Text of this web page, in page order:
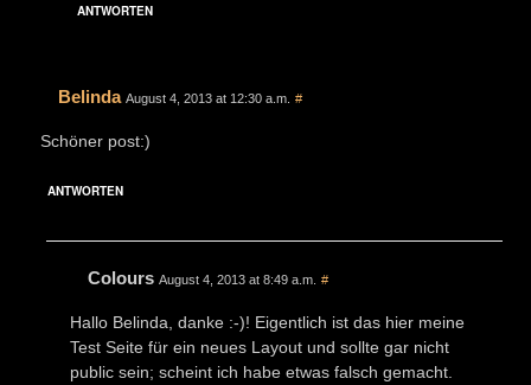
ANTWORTEN
Belinda August 4, 2013 at 12:30 a.m. #
Schöner post:)
ANTWORTEN
Colours August 4, 2013 at 8:49 a.m. #
Hallo Belinda, danke :-)! Eigentlich ist das hier meine
Test Seite für ein neues Layout und sollte gar nicht
public sein; scheint ich habe etwas falsch gemacht.